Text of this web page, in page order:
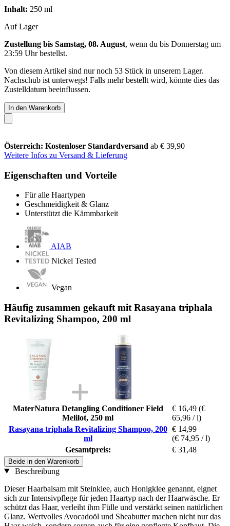
Inhalt: 250 ml
Auf Lager
Zustellung bis Samstag, 08. August, wenn du bis Donnerstag um
23:59 Uhrbestellst.
Von diesem Artikel sind nur noch 53 Stück in unserem Lager.
Nachschub ist unterwegs! Falls mehr bestellt wird, könnte dies das
Zustelldatum beeinflussen.
In den Warenkorb
Österreich: Kostenloser Standardversand ab € 39,90
Weitere Infos zu Versand & Lieferung
Eigenschaften und Vorteile
Für alle Haartypen
Geschmeidigkeit & Glanz
Unterstützt die Kämmbarkeit
AIAB
Nickel Tested
Vegan
Häufig zusammen gekauft mit Rasayana triphala
Revitalizing Shampoo, 200 ml
MaterNatura Detangling Conditioner Field
Melilot, 250 ml
€ 16,49 (€
65,96 / l)
Rasayana triphala Revitalizing Shampoo, 200
ml
€ 14,99
(€ 74,95 / l)
Gesamtpreis:
€ 31,48
Beide in den Warenkorb
Beschreibung
Dieser Haarbalsam mit Steinklee, auch Honigklee genannt, eignet
sich zur Intensivpflege für jeden Haartyp nach der Haarwäsche. Er
schützt das Haar, verleiht ihm Fülle und verstärkt seinen natürlichen
Glanz. Wertvolles Avocadoöl und Sheabutter machen nicht nur das